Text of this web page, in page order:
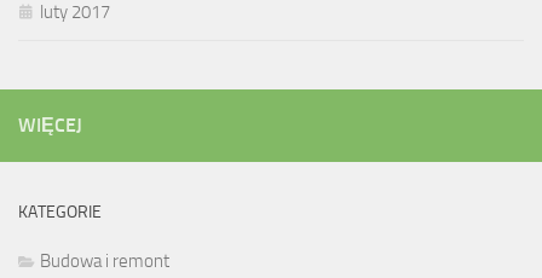
luty 2017
WIĘCEJ
KATEGORIE
Budowa i remont